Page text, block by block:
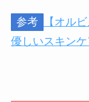
参考
【オル
優しいスキン